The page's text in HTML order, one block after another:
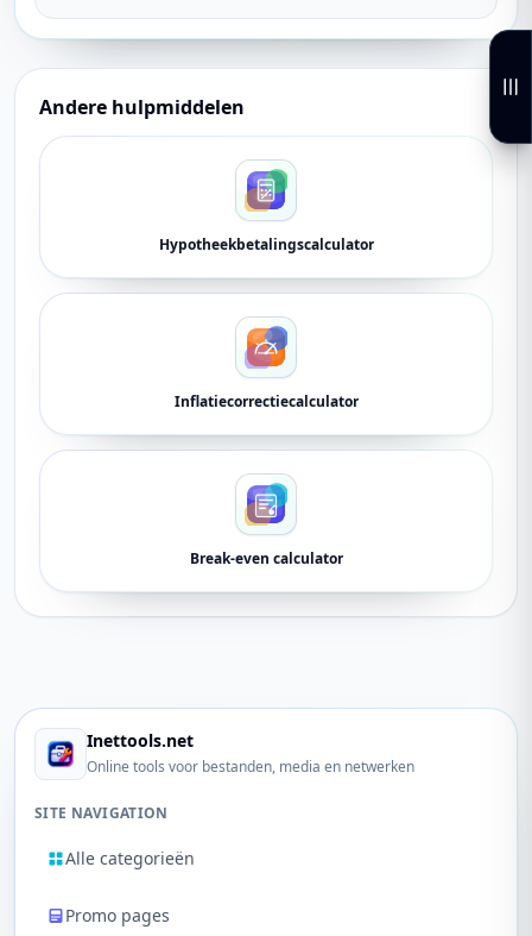
Andere hulpmiddelen
Hypotheekbetalingscalculator
Inflatiecorrectiecalculator
Break-even calculator
Inettools.net
Online tools voor bestanden, media en netwerken
SITE NAVIGATION
Alle categorieën
Promo pages